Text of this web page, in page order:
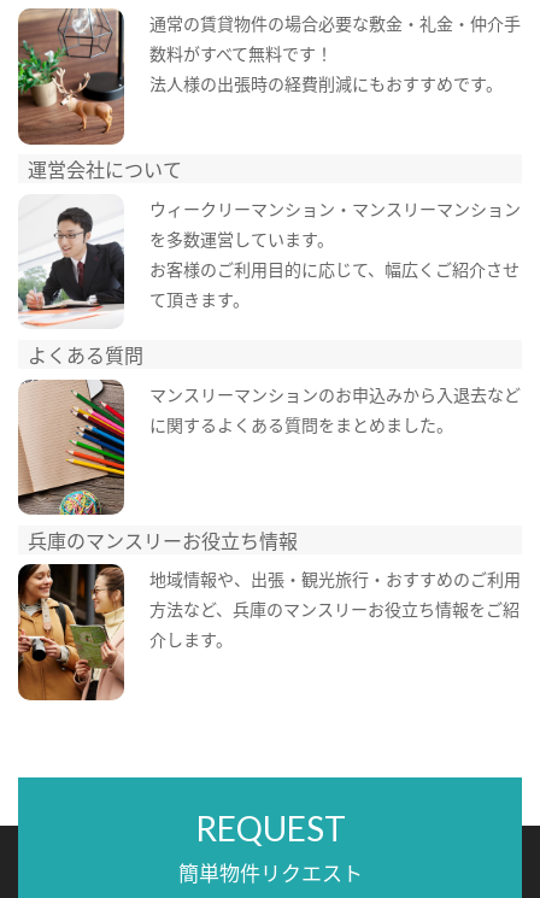
通常の賃貸物件の場合必要な敷金・礼金・仲介手
数料がすべて無料です！
法人様の出張時の経費削減にもおすすめです。
運営会社について
ウィークリーマンション・マンスリーマンション
を多数運営しています。
お客様のご利用目的に応じて、幅広くご紹介させ
て頂きます。
よくある質問
マンスリーマンションのお申込みから入退去など
に関するよくある質問をまとめました。
兵庫のマンスリーお役立ち情報
地域情報や、出張・観光旅行・おすすめのご利用
方法など、兵庫のマンスリーお役立ち情報をご紹
介します。
REQUEST
簡単物件リクエスト